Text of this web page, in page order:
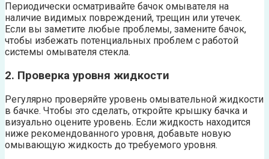
Периодически осматривайте бачок омывателя на
наличие видимых повреждений, трещин или утечек.
Если вы заметите любые проблемы, замените бачок,
чтобы избежать потенциальных проблем с работой
системы омывателя стекла.
2. Проверка уровня жидкости
Регулярно проверяйте уровень омывательной жидкости
в бачке. Чтобы это сделать, откройте крышку бачка и
визуально оцените уровень. Если жидкость находится
ниже рекомендованного уровня, добавьте новую
омывающую жидкость до требуемого уровня.